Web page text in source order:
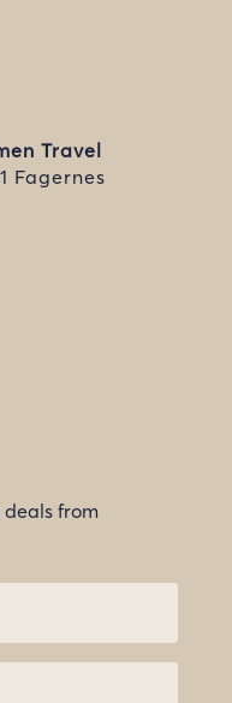
Travel
Fagernes
from